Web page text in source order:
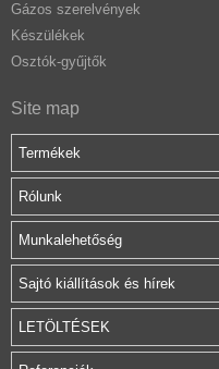
Gázos szerelvények
Készülékek
Osztók-gyűjtők
Site map
Termékek
Rólunk
Munkalehetőség
Sajtó kiállítások és hírek
LETÖLTÉSEK